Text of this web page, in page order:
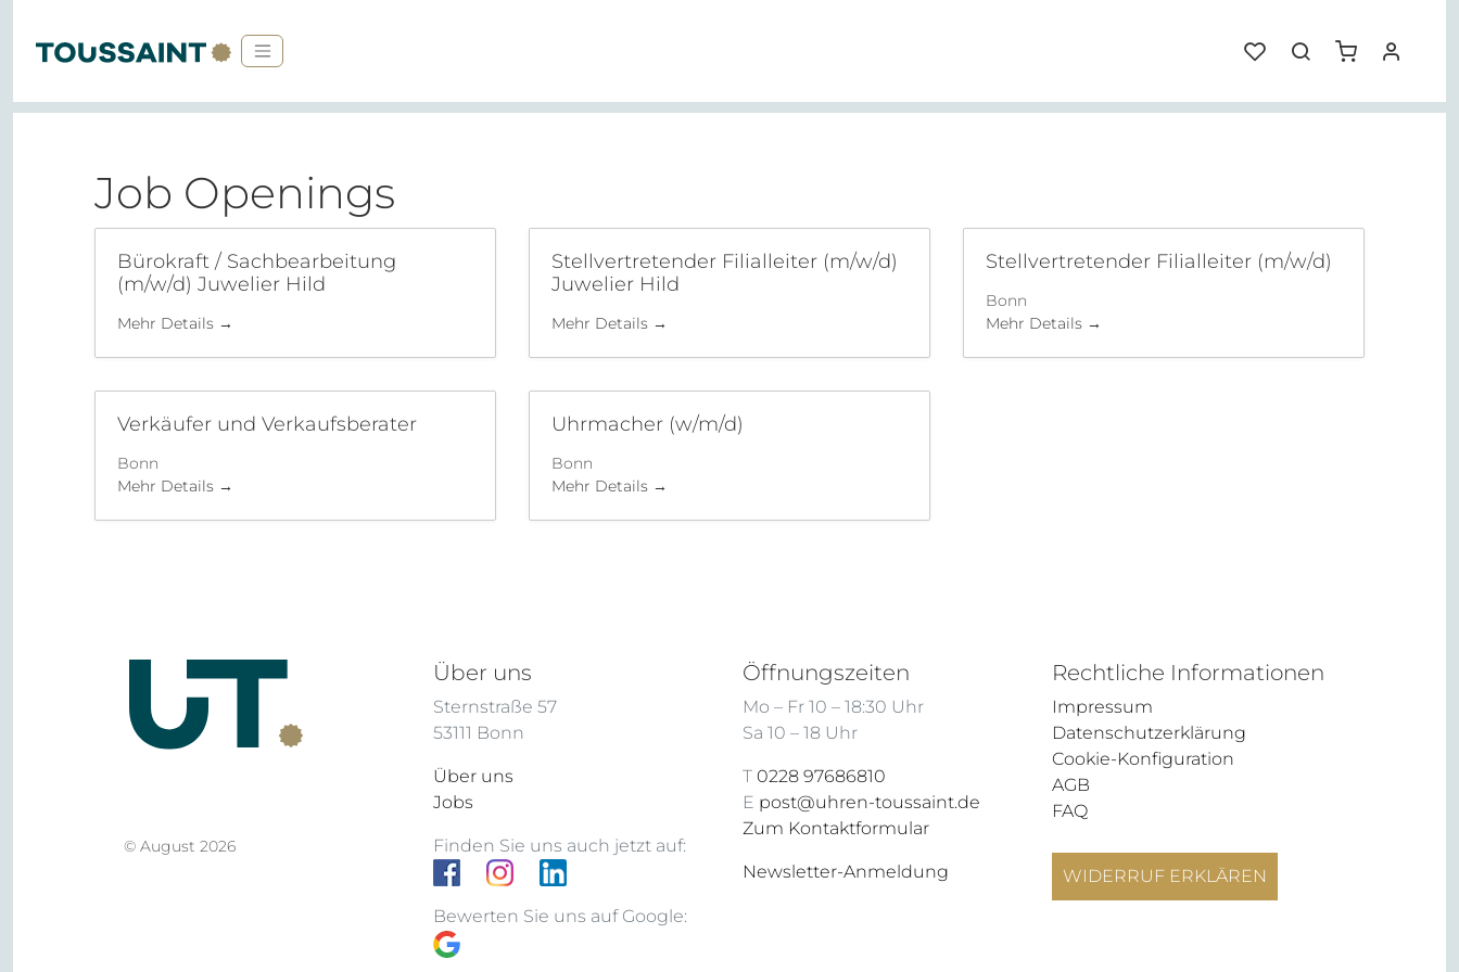
Job Openings
Bürokraft / Sachbearbeitung
(m/w/d) Juwelier Hild
Mehr Details
Stellvertretender Filialleiter (m/w/d)
Juwelier Hild
Mehr Details
Stellvertretender Filialleiter (m/w/d)
Bonn
Mehr Details
Verkäufer und Verkaufsberater
Bonn
Mehr Details
Uhrmacher (w/m/d)
Bonn
Mehr Details
© August 2026
Über uns
Sternstraße 57
53111 Bonn
Über uns
Jobs
Finden Sie uns auch jetzt auf:
Bewerten Sie uns auf Google:
Öffnungszeiten
Mo – Fr 10 – 18:30 Uhr
Sa 10 – 18 Uhr
T 0228 97686810
E post@uhren-toussaint.de
Zum Kontaktformular
Newsletter-Anmeldung
Rechtliche Informationen
Impressum
Datenschutzerklärung
Cookie-Konfiguration
AGB
FAQ
WIDERRUF ERKLÄREN